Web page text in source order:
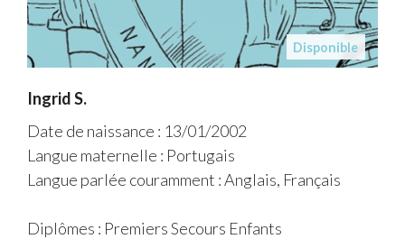
Disponible
Ingrid S.
Date de naissance : 13/01/2002
Langue maternelle : Portugais
Langue parlée couramment : Anglais, Français
Diplômes : Premiers Secours Enfants